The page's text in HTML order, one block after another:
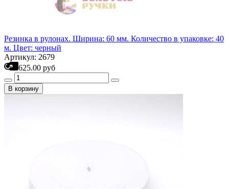
Резинка в рулонах. Ширина: 60 мм. Количество в упаковке: 40
м. Цвет: черный
Артикул: 2679
625.00 руб
В корзину